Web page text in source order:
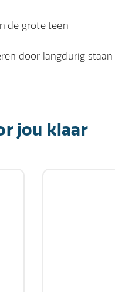
de grote teen
door langdurig
jou klaar